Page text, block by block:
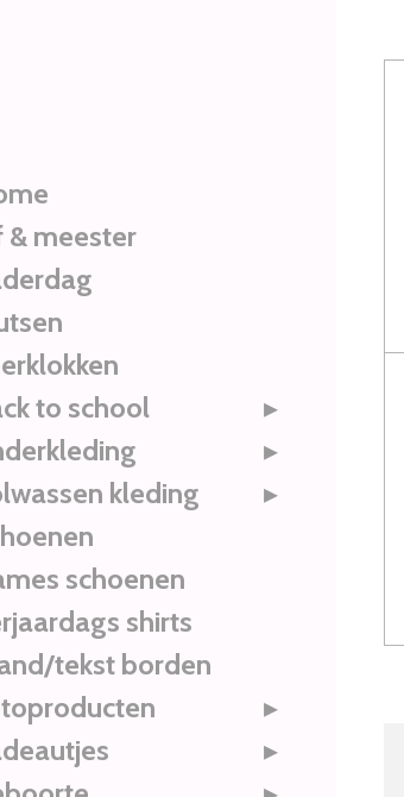
& meester
to school
kleding
schoenen
shirts
tekst borden